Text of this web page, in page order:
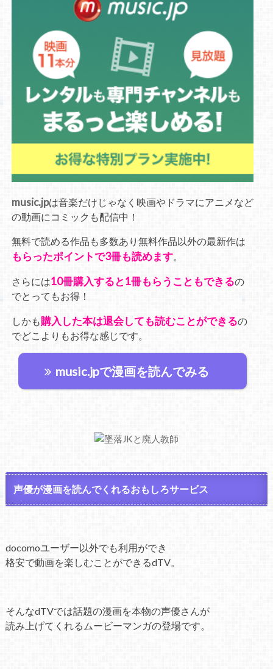
music.jpは音楽だけじゃなく映画やドラマにアニメなど
の動画にコミックも配信中！
無料で読める作品も多数あり無料作品以外の最新作は
もらったポイントで3冊も読めます。
さらには10冊購入すると1冊もらうこともできるの
でとってもお得！
しかも購入した本は退会しても読むことができるの
でどこよりもお得な感じです。
music.jpで漫画を読んでみる
声優が漫画を読んでくれるおもしろサービス
docomoユーザー以外でも利用ができ
格安で動画を楽しむことができるdTV。
そんなdTVでは話題の漫画を本物の声優さんが
読み上げてくれるムービーマンガの登場です。